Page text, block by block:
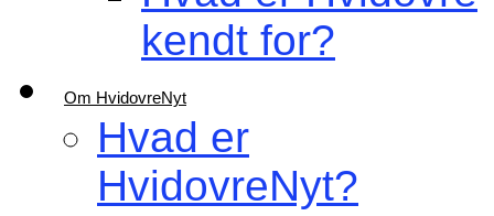
kendt for?
Om HvidovreNyt
Hvad er
HvidovreNyt?